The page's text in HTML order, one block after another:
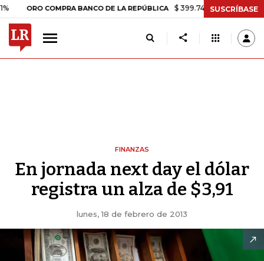
ORO COMPRA BANCO DE LA REPÚBLICA $ 399.745,16 +$ 2.295,71
SUSCRÍBASE
FINANZAS
En jornada next day el dólar
registra un alza de $3,91
lunes, 18 de febrero de 2013